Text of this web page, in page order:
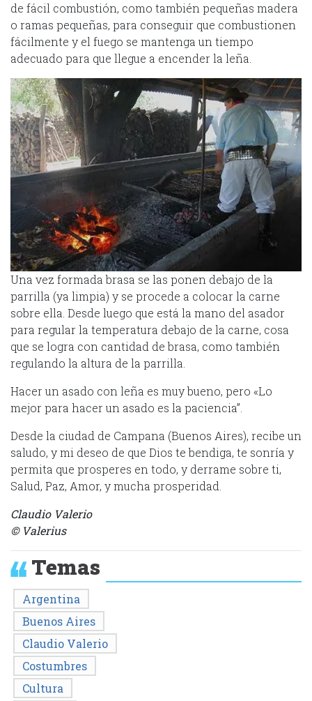
de fácil combustión, como también pequeñas madera
o ramas pequeñas, para conseguir que combustionen
fácilmente y el fuego se mantenga un tiempo
adecuado para que llegue a encender la leña.
Una vez formada brasa se las ponen debajo de la
parrilla (ya limpia) y se procede a colocar la carne
sobre ella. Desde luego que está la mano del asador
para regular la temperatura debajo de la carne, cosa
que se logra con cantidad de brasa, como también
regulando la altura de la parrilla.
Hacer un asado con leña es muy bueno, pero «Lo
mejor para hacer un asado es la paciencia”.
Desde la ciudad de Campana (Buenos Aires), recibe un
saludo, y mi deseo de que Dios te bendiga, te sonría y
permita que prosperes en todo, y derrame sobre ti,
Salud, Paz, Amor, y mucha prosperidad.
Claudio Valerio
© Valerius
Temas
Argentina
Buenos Aires
Claudio Valerio
Costumbres
Cultura